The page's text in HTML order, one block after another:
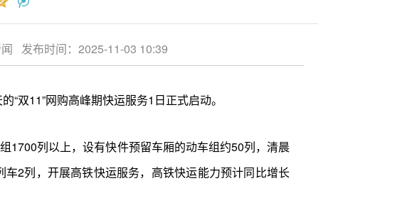
发布时间：2025-11-03 10:39
双11”网购高峰期快运服务1日正式启动。
1700列以上，设有快件预留车厢的动车组约50列，清晨
2列，开展高铁快运服务，高铁快运能力预计同比增长